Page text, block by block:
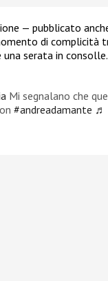
— pubblicato
di complicità
una serata in consolle.
Mi segnalano che
#andreadamante ♬